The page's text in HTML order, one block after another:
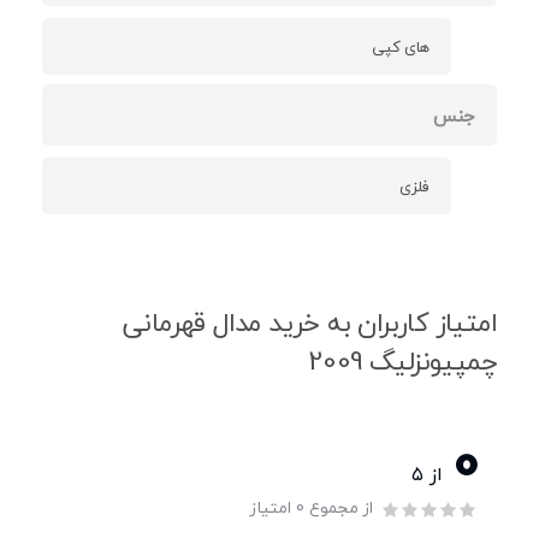
های کپی
جنس
فلزی
امتیاز کاربران به خرید مدال قهرمانی
چمپیونزلیگ 2009
0 از ۵
از مجموع 0 امتیاز